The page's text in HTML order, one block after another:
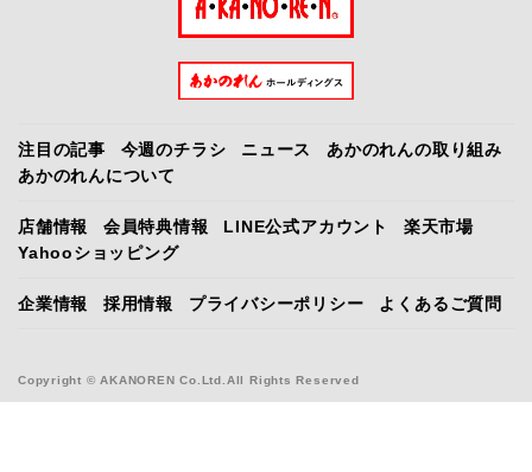
Copyright © AKANOREN Co.Ltd.All Rights Reserved
注目の記事 今週のチラシ ニュース
あかのれんの取り組み
あかのれんについて
店舗情報 会員特典情報 LINE公式アカウント
楽天市場
Yahooショッピング
企業情報 採用情報 プライバシーポリシー よくあるご質問